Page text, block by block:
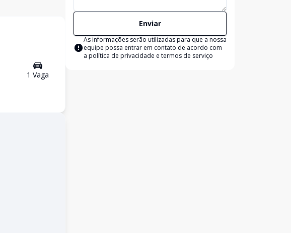
1 Vaga
Enviar
As informações serão utilizadas para que a nossa
equipe possa entrar em contato de acordo com
a política de privacidade e termos de serviço